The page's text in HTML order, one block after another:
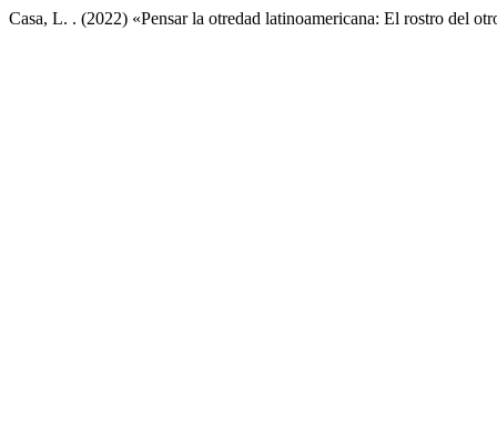
Casa, L. . (2022) «Pensar la otredad latinoamericana: El rostro del